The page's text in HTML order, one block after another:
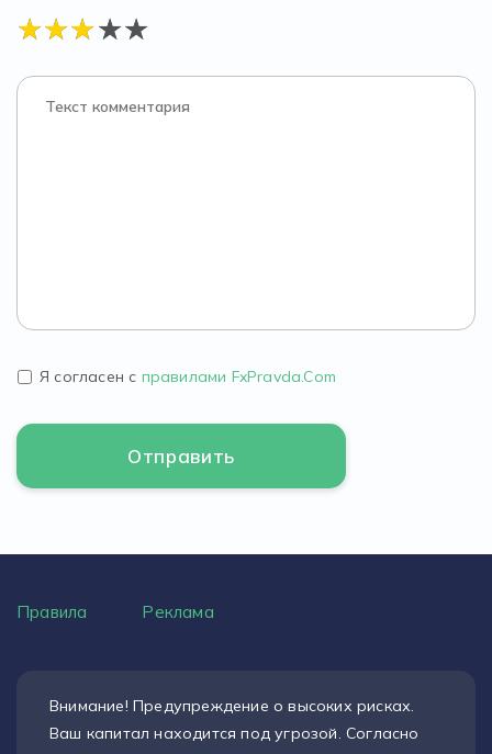
Я согласен с правилами FxPravda.Com
Правила Реклама
Внимание! Предупреждение о высоких рисках.
Ваш капитал находится под угрозой. Согласно